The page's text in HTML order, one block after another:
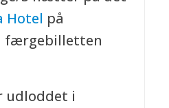
Hotel på
færgebilletten
udloddet i